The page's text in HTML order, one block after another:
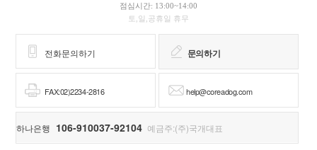
점심시간: 13:00~14:00
토,일,공휴일 휴무
전화문의하기 문의하기
FAX:02)2234-2816 help@coreadog.com
하나은행 106-910037-92104 예금주:(주)국개대표